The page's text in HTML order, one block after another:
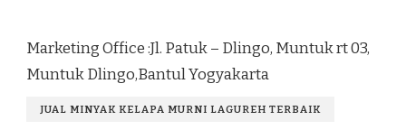
Marketing Office :Jl. Patuk – Dlingo, Muntuk rt 03,
Muntuk Dlingo,Bantul Yogyakarta
JUAL MINYAK KELAPA MURNI LAGUREH TERBAIK